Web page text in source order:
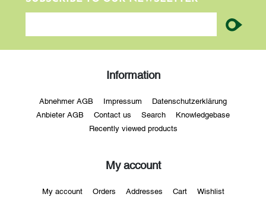
newsletter
Information
Abnehmer AGB Impressum Datenschutzerklärung
Anbieter AGB Contact us Search Knowledgebase
Recently viewed products
My account
My account Orders Addresses Cart Wishlist